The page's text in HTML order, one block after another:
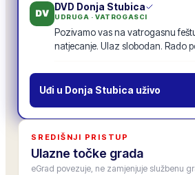
DV
DVD Donja Stubica
UDRUGA · VATROGASCI
Pozivamo vas na vatrogasnu
natjecanje. Ulaz slobodan. Rado
POZIV
Vatrogasna fešta · 21.6.
19odgovora·94lajkova
MO Centar
MJESNI ODBOR
Inicijativu za nogostup uz glavnu
prenosimo u zajednički tok
11odgovora· 52lajkova
Uđi u Donja Stubica uživo
SREDIŠNJI PRISTUP
Ulazne točke grada
eGrad povezuje, ne zamjenjuje službenu